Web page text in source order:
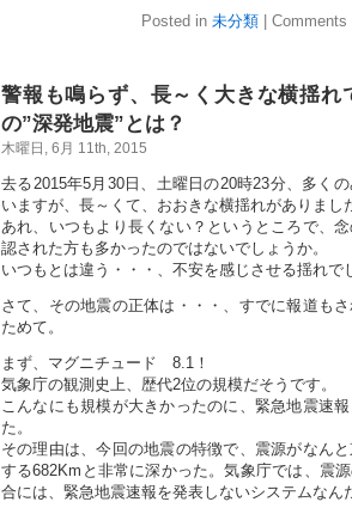
Posted in 未分類 Comments
警報も鳴らず、長～く大きな横揺れ
の”深発地震”とは？
木曜日, 6月 11th, 2015
去る2015年5月30日、土曜日の20時23分、多く
いますが、長～くて、おおきな横揺れがありまし
あれ、いつもより長くない？というところで、
認された方も多かったのではないでしょうか。
いつもとは違う・・・、不安を感じさせる揺れで
さて、その地震の正体は・・・、すでに報道も
ためて。
まず、マグニチュード 8.1！
気象庁の観測史上、歴代2位の規模だそうです。
こんなにも規模が大きかったのに、緊急地震速
た。
その理由は、今回の地震の特徴で、震源がなん
する682Kmと非常に深かった。気象庁では、震
合には、緊急地震速報を発表しないシステムなん